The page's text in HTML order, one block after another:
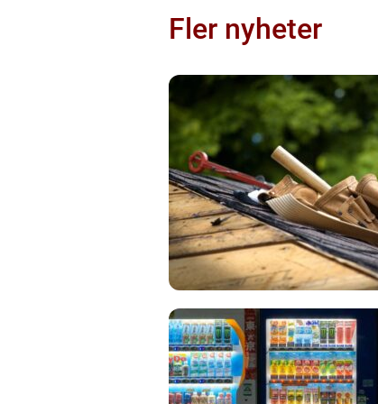
Fler nyheter